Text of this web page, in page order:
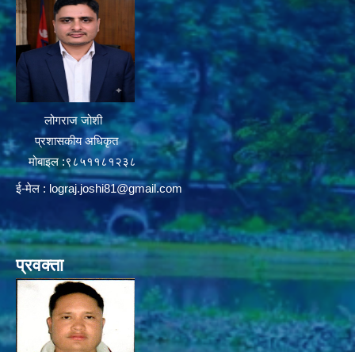
लोगराज जोशी
प्रशासकीय अधिकृत
मोबाइल :९८५११८१२३८
ई-मेल : lograj.joshi81@gmail.com
प्रवक्ता